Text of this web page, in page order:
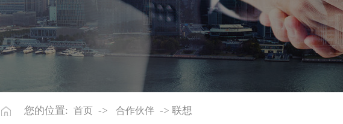
您的位置: 首页 -> 合作伙伴 -> 联想